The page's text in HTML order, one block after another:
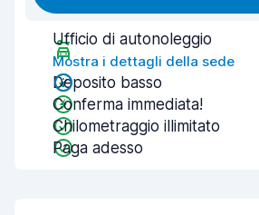
Ufficio di autonoleggio
Mostra i dettagli della sede
Deposito basso
Conferma immediata!
Chilometraggio illimitato
Paga adesso